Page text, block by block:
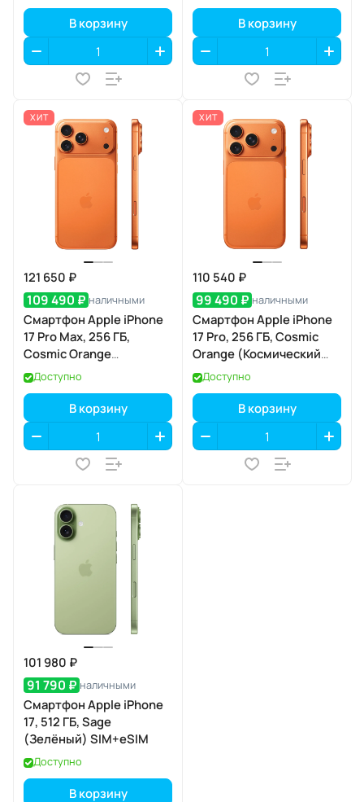
В корзину В корзину
ХИТ
121 650 ₽
109 490 ₽ наличными
Смартфон Apple iPhone
17 Pro Max, 256 ГБ,
Cosmic Orange
(Космический
оранжевый) SIM+eSIM
Доступно
В корзину
ХИТ
110 540 ₽
99 490 ₽ наличными
Смартфон Apple iPhone
17 Pro, 256 ГБ, Cosmic
Orange (Космический
оранжевый) SIM+eSIM
Доступно
В корзину
101 980 ₽
91 790 ₽ наличными
Смартфон Apple iPhone
17, 512 ГБ, Sage
(Зелёный) SIM+eSIM
Доступно
В корзину